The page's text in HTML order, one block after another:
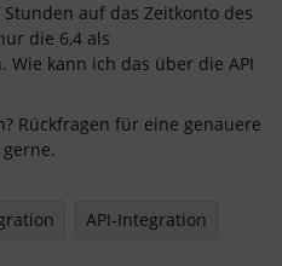
auf das Zeitkonto des
die 6,4 als
kann ich das über die API
Rückfragen für eine genauere
API-Integration